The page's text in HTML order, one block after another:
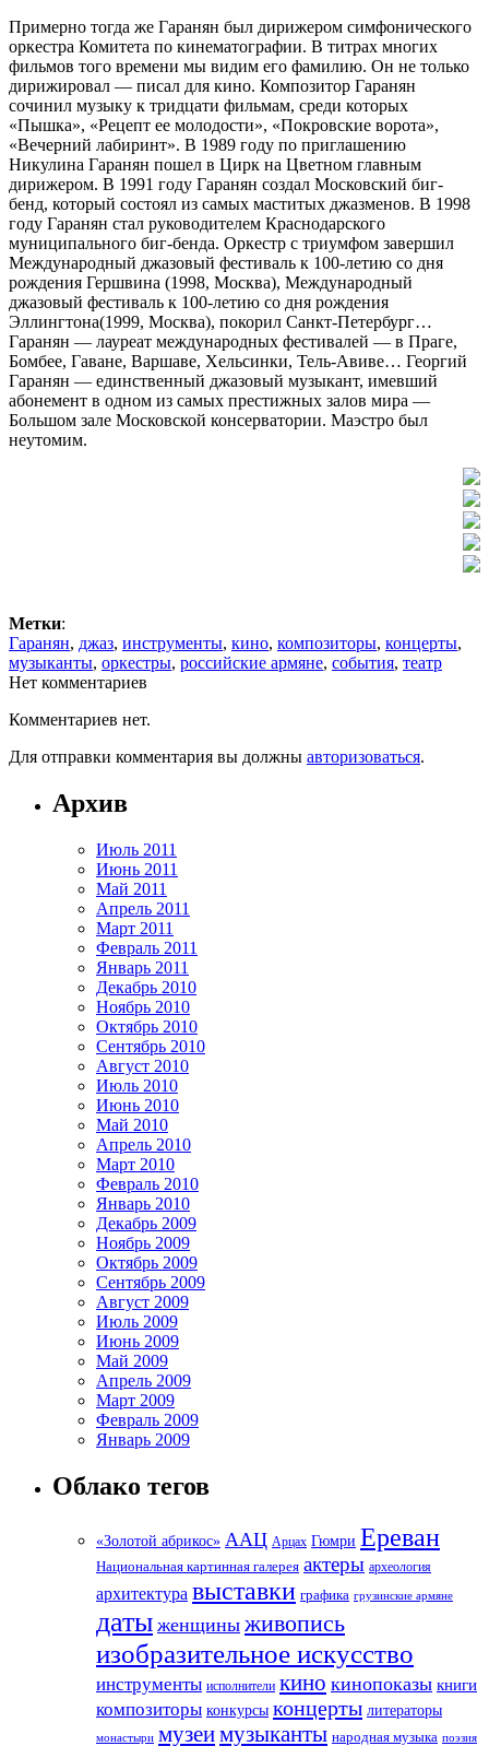
Примерно тогда же Гаранян был дирижером симфонического
оркестра Комитета по кинематографии. В титрах многих
фильмов того времени мы видим его фамилию. Он не только
дирижировал — писал для кино. Композитор Гаранян
сочинил музыку к тридцати фильмам, среди которых
«Пышка», «Рецепт ее молодости», «Покровские ворота»,
«Вечерний лабиринт». В 1989 году по приглашению
Никулина Гаранян пошел в Цирк на Цветном главным
дирижером. В 1991 году Гаранян создал Московский биг-
бенд, который состоял из самых маститых джазменов. В 1998
году Гаранян стал руководителем Краснодарского
муниципального биг-бенда. Оркестр с триумфом завершил
Международный джазовый фестиваль к 100-летию со дня
рождения Гершвина (1998, Москва), Международный
джазовый фестиваль к 100-летию со дня рождения
Эллингтона(1999, Москва), покорил Санкт-Петербург…
Гаранян — лауреат международных фестивалей — в Праге,
Бомбее, Гаване, Варшаве, Хельсинки, Тель-Авиве… Георгий
Гаранян — единственный джазовый музыкант, имевший
абонемент в одном из самых престижных залов мира —
Большом зале Московской консерватории. Маэстро был
неутомим.
Метки:
Гаранян, джаз, инструменты, кино, композиторы, концерты,
музыканты, оркестры, российские армяне, события, театр
Нет комментариев
Комментариев нет.
Для отправки комментария вы должны авторизоваться.
Архив
Июль 2011
Июнь 2011
Май 2011
Апрель 2011
Март 2011
Февраль 2011
Январь 2011
Декабрь 2010
Ноябрь 2010
Октябрь 2010
Сентябрь 2010
Август 2010
Июль 2010
Июнь 2010
Май 2010
Апрель 2010
Март 2010
Февраль 2010
Январь 2010
Декабрь 2009
Ноябрь 2009
Октябрь 2009
Сентябрь 2009
Август 2009
Июль 2009
Июнь 2009
Май 2009
Апрель 2009
Март 2009
Февраль 2009
Январь 2009
Облако тегов
«Золотой абрикос» ААЦ Арцах Гюмри Ереван
Национальная картинная галерея актеры археология
архитектура выставки графика грузинские армяне
даты женщины живопись
изобразительное искусство
инструменты исполнители кино кинопоказы книги
композиторы конкурсы концерты литераторы
монастыри музеимузыканты народная музыка поэзия